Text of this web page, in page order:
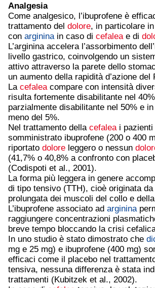
Analgesia
Come analgesico, l’ibuprofene è
trattamento del dolore, in particolare
con argininain caso di cefaleae di
L’arginina accelera l’assorbimento
livello gastrico, coinvolgendo un
attivo attraverso la parete dello
un aumento della rapidità d’azione del
La cefaleacompare con intensità
risulta fortemente disabilitante nel
parzialmente disabilitante nel 50% e
meno del 5%.
Nel trattamento della cefaleai pazienti
somministrato ibuprofene (200 o 400
riportato dolore leggero o nessun
(41,7% o 40,8% a confronto con
(Codispoti et al., 2001).
La forma più leggera in genere
di tipo tensivo (TTH), cioè originata
prolungata dei muscoli del collo e
L’ibuprofene associato ad arginina
raggiungere concentrazioni
breve tempo bloccando la crisi
In uno studio è stato dimostrato che
mg e 25 mg) e ibuprofene (400 mg)
efficaci come il placebo nel
tensiva, nessuna differenza è stata
trattamenti (Kubitzek et al., 2002).